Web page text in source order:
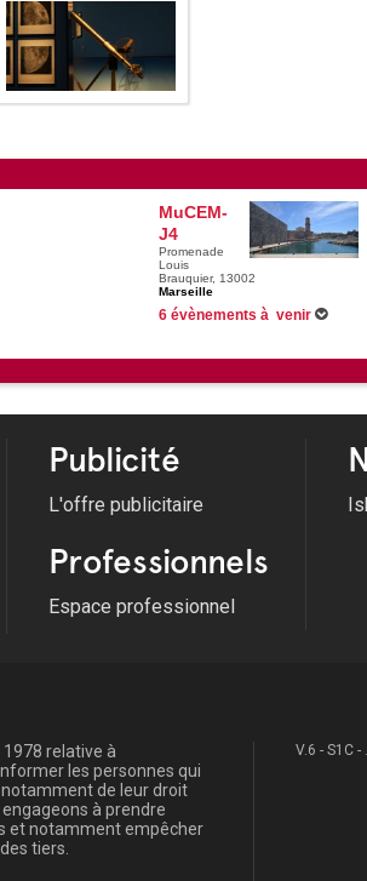
MuCEM-
J4
Promenade
Louis
Brauquier, 13002
Marseille
6 évènements à venir
nouvelle exposition permanente
Du 18/03/2026 au 13/09/2026 -
Publicité
L'offre publicitaire
Professionnels
Espace professionnel
relative à
les personnes qui
de leur droit
à prendre
et notamment empêcher
tiers.
V.6 - S1C